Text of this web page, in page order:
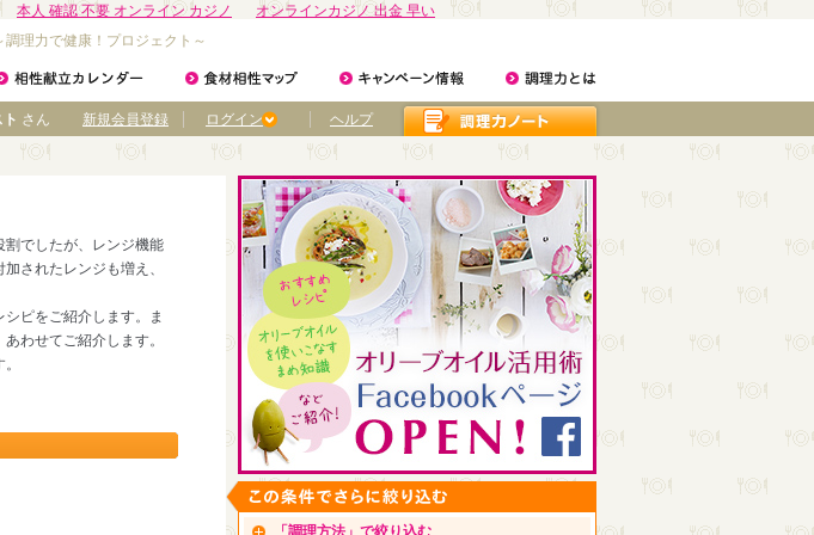
本人 確認 不要 オンライン カジノ
オンラインカジノ 出金 早い
理力で健康！プロジェクト～
ヘルプ
ログイン
新規会員登録
さん
でしたが、レンジ機能
されたレンジも増え、
ピをご紹介します。ま
わせてご紹介します。
「調理方法」で絞り込む